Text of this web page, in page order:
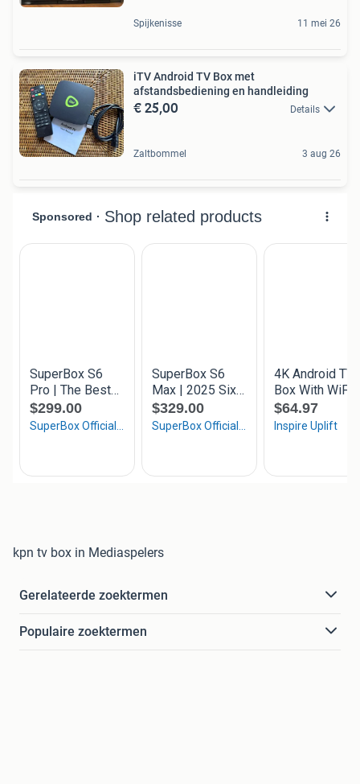
Spijkenisse 11 mei 26
iTV Android TV Box met
afstandsbediening en handleiding
€ 25,00 Details
Zaltbommel 3 aug 26
kpn tv box in Mediaspelers
Gerelateerde zoektermen
Populaire zoektermen